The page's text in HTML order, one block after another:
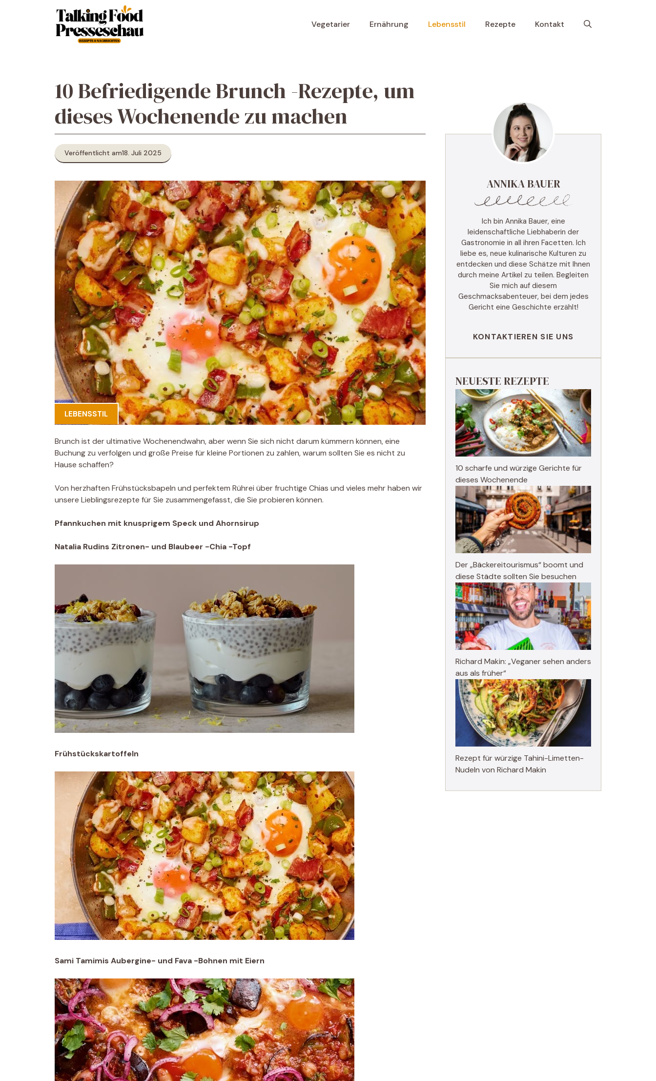
Vegetarier Ernährung Lebensstil Rezepte Kontakt
10 Befriedigende Brunch -Rezepte, um
dieses Wochenende zu machen
Veröffentlicht am18. Juli 2025
LEBENSSTIL
Brunch ist der ultimative Wochenendwahn, aber wenn Sie sich nicht darum kümmern können, eine
Buchung zu verfolgen und große Preise für kleine Portionen zu zahlen, warum sollten Sie es nicht zu
Hause schaffen?
Von herzhaften Frühstücksbapeln und perfektem Rührei über fruchtige Chias und vieles mehr haben wir
unsere Lieblingsrezepte für Sie zusammengefasst, die Sie probieren können.
Pfannkuchen mit knusprigem Speck und Ahornsirup
Natalia Rudins Zitronen- und Blaubeer -Chia -Topf
Frühstückskartoffeln
Sami Tamimis Aubergine- und Fava -Bohnen mit Eiern
ANNIKA BAUER
Ich bin Annika Bauer, eine
leidenschaftliche Liebhaberin der
Gastronomie in all ihren Facetten. Ich
liebe es, neue kulinarische Kulturen zu
entdecken und diese Schätze mit Ihnen
durch meine Artikel zu teilen. Begleiten
Sie mich auf diesem
Geschmacksabenteuer, bei dem jedes
Gericht eine Geschichte erzählt!
KONTAKTIEREN SIE UNS
NEUESTE REZEPTE
10 scharfe und würzige Gerichte für
dieses Wochenende
Der „Bäckereitourismus“ boomt und
diese Städte sollten Sie besuchen
Richard Makin: „Veganer sehen anders
aus als früher“
Rezept für würzige Tahini-Limetten-
Nudeln von Richard Makin